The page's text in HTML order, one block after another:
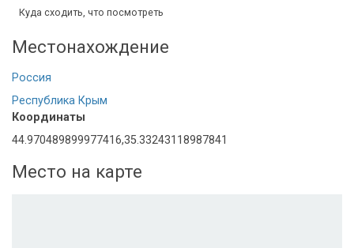
Куда сходить, что посмотреть
Местонахождение
Россия
Республика Крым
Координаты
44.970489899977416,35.33243118987841
Место на карте